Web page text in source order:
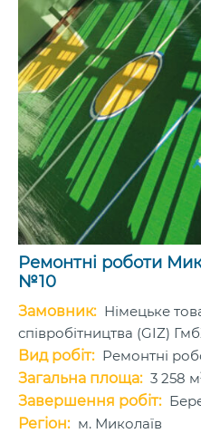
Ремонтні роботи
№10
Замовник: Німецьке
співробітництва (GIZ)
Вид робіт: Ремонтні
Загальна площа: 3 258 м
Завершення робіт:
Регіон: м. Миколаїв